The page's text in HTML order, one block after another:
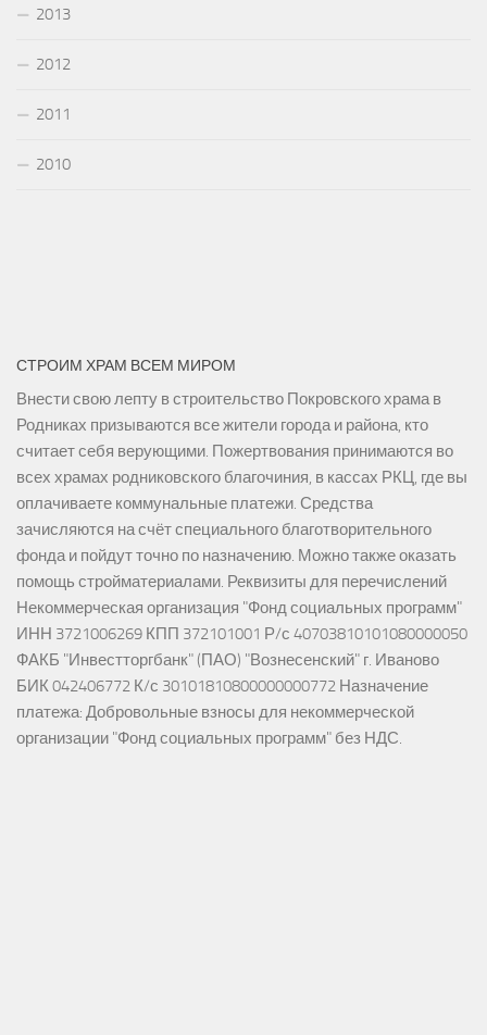
2013
2012
2011
2010
СТРОИМ ХРАМ ВСЕМ МИРОМ
Внести свою лепту в строительство Покровского храма в
Родниках призываются все жители города и района, кто
считает себя верующими. Пожертвования принимаются во
всех храмах родниковского благочиния, в кассах РКЦ, где вы
оплачиваете коммунальные платежи. Средства
зачисляются на счёт специального благотворительного
фонда и пойдут точно по назначению. Можно также оказать
помощь стройматериалами. Реквизиты для перечислений
Некоммерческая организация "Фонд социальных программ"
ИНН 3721006269 КПП 372101001 Р/с 40703810101080000050
ФАКБ "Инвестторгбанк" (ПАО) "Вознесенский" г. Иваново
БИК 042406772 К/с 30101810800000000772 Назначение
платежа: Добровольные взносы для некоммерческой
организации "Фонд социальных программ" без НДС.